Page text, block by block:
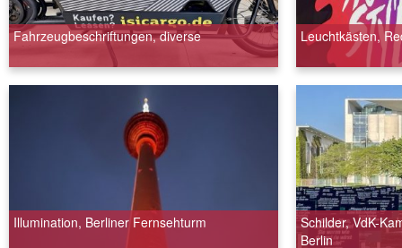
Fahrzeugbeschriftungen, diverse Leuchtkästen,
Illumination, Berliner Fernsehturm
Schilder, VdK-
Berlin